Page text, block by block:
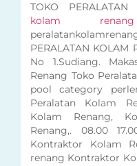
TOKO
kolam renang
PERALATAN KOLAM
No 1.Sudiang.
Renang Toko
pool category
Peralatan Kolam
Kolam Renang,
Renang,. 08.00
Kontraktor Kolam
renang Kontraktor